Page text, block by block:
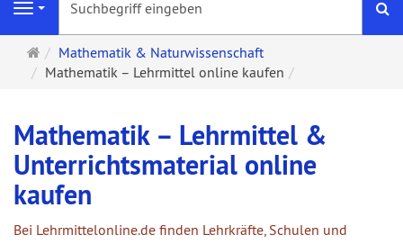
Navigation
Startseite
Mathematik & Naturwissenschaft
Mathematik – Lehrmittel online kaufen
Mathematik – Lehrmittel &
Unterrichtsmaterial online
kaufen
Bei Lehrmittelonline.de finden Lehrkräfte, Schulen und